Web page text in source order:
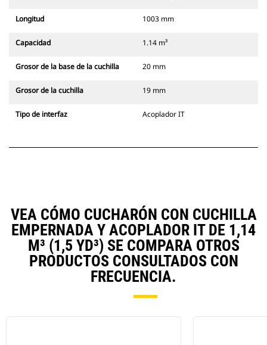
Longitud 1003 mm
Capacidad 1.14 m³
Grosor de la base de la cuchilla 20 mm
Grosor de la cuchilla 19 mm
Tipo de interfaz Acoplador IT
VEA CÓMO CUCHARÓN CON CUCHILLA
EMPERNADA Y ACOPLADOR IT DE 1,14
M³ (1,5 YD³) SE COMPARA OTROS
PRODUCTOS CONSULTADOS CON
FRECUENCIA.